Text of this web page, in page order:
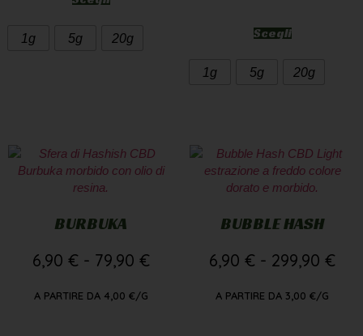
1g 5g 20g Scegli
1g 5g 20g
BURBUKA
6,90 € - 79,90 €
A PARTIRE DA 4,00 €/G
BUBBLE HASH
6,90 € - 299,90 €
A PARTIRE DA 3,00 €/G